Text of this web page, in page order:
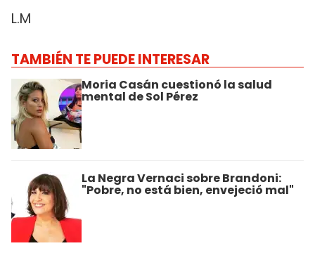
L.M
TAMBIÉN TE PUEDE INTERESAR
Moria Casán cuestionó la salud
mental de Sol Pérez
La Negra Vernaci sobre Brandoni:
"Pobre, no está bien, envejeció mal"